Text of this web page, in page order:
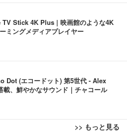
Stick 4K Plus | 映画館のような4K
ミングメディアプレイヤー
Dot (エコードット) 第5世代 - Alex
載、鮮やかなサウンド｜チャコール
>> もっと見る